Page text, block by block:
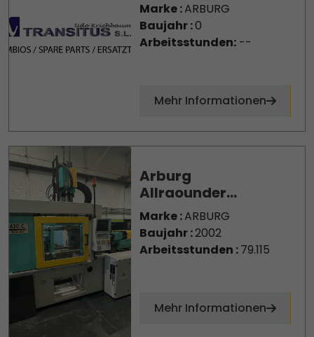
Marke :ARBURG
Baujahr :0
Arbeitsstunden:--
Mehr Informationen
Arburg
Allraounder...
Marke :ARBURG
Baujahr :2002
Arbeitsstunden :79.115
Mehr Informationen